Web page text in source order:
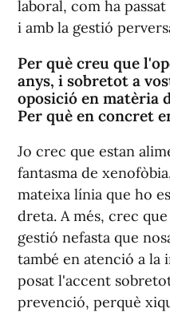
laboral, com ha
i amb la gestió
Per què creu que
anys, i sobretot a
oposició en matèria
Per què en concret
Jo crec que estan
fantasma de
mateixa línia que ho
dreta. A més, crec
gestió nefasta que
també en atenció a la
posat l'accent
prevenció, perquè